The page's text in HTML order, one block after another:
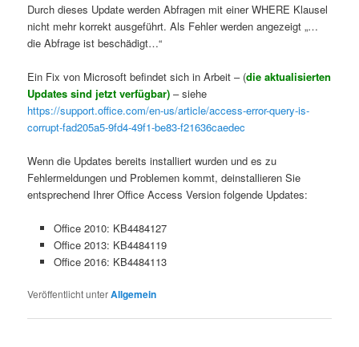
Durch dieses Update werden Abfragen mit einer WHERE Klausel
nicht mehr korrekt ausgeführt. Als Fehler werden angezeigt „…
die Abfrage ist beschädigt…“
Ein Fix von Microsoft befindet sich in Arbeit – (die aktualisierten
Updates sind jetzt verfügbar) – siehe
https://support.office.com/en-us/article/access-error-query-is-
corrupt-fad205a5-9fd4-49f1-be83-f21636caedec
Wenn die Updates bereits installiert wurden und es zu
Fehlermeldungen und Problemen kommt, deinstallieren Sie
entsprechend Ihrer Office Access Version folgende Updates:
Office 2010: KB4484127
Office 2013: KB4484119
Office 2016: KB4484113
Veröffentlicht unterAllgemein